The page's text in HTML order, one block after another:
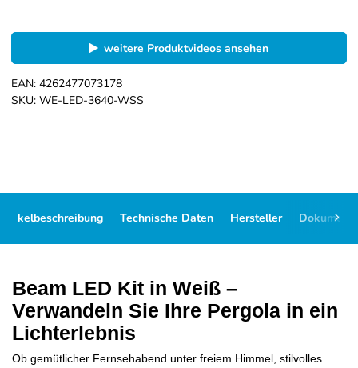
weitere Produktvideos ansehen
EAN: 4262477073178
SKU: WE-LED-3640-WSS
Technische Daten Hersteller
Beam LED Kit in Weiß –
Verwandeln Sie Ihre Pergola in ein
Lichterlebnis
Ob gemütlicher Fernsehabend unter freiem Himmel, stilvolles